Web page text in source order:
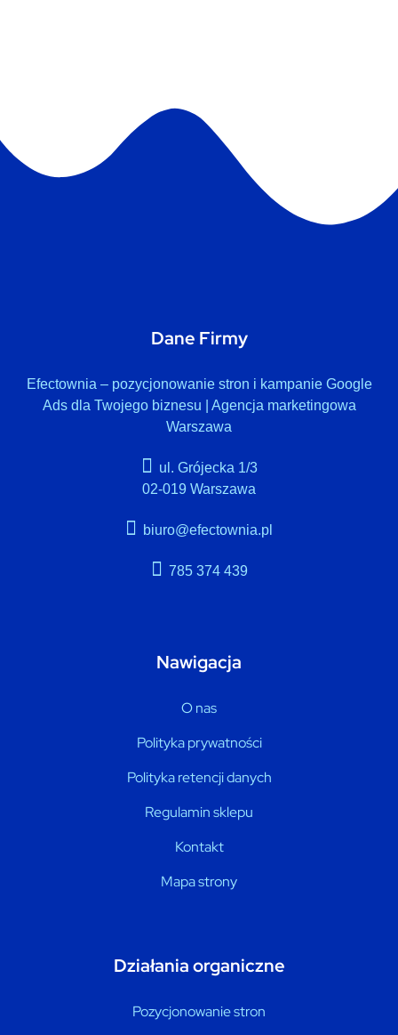
Dane Firmy
Efectownia – pozycjonowanie stron i kampanie Google
Ads dla Twojego biznesu | Agencja marketingowa
Warszawa
ul. Grójecka 1/3
02-019 Warszawa
biuro@efectownia.pl
785 374 439
Nawigacja
O nas
Polityka prywatności
Polityka retencji danych
Regulamin sklepu
Kontakt
Mapa strony
Działania organiczne
Pozycjonowanie stron